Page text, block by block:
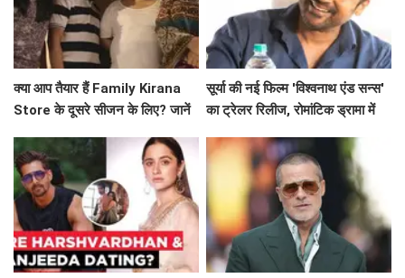
क्या आप तैयार हैं Family Kirana
Store के दूसरे सीजन के लिए? जानें
सूर्या की नई फिल्म 'विश्वनाथ एंड सन्स'
का ट्रेलर रिलीज, रोमांटिक ड्रामा में